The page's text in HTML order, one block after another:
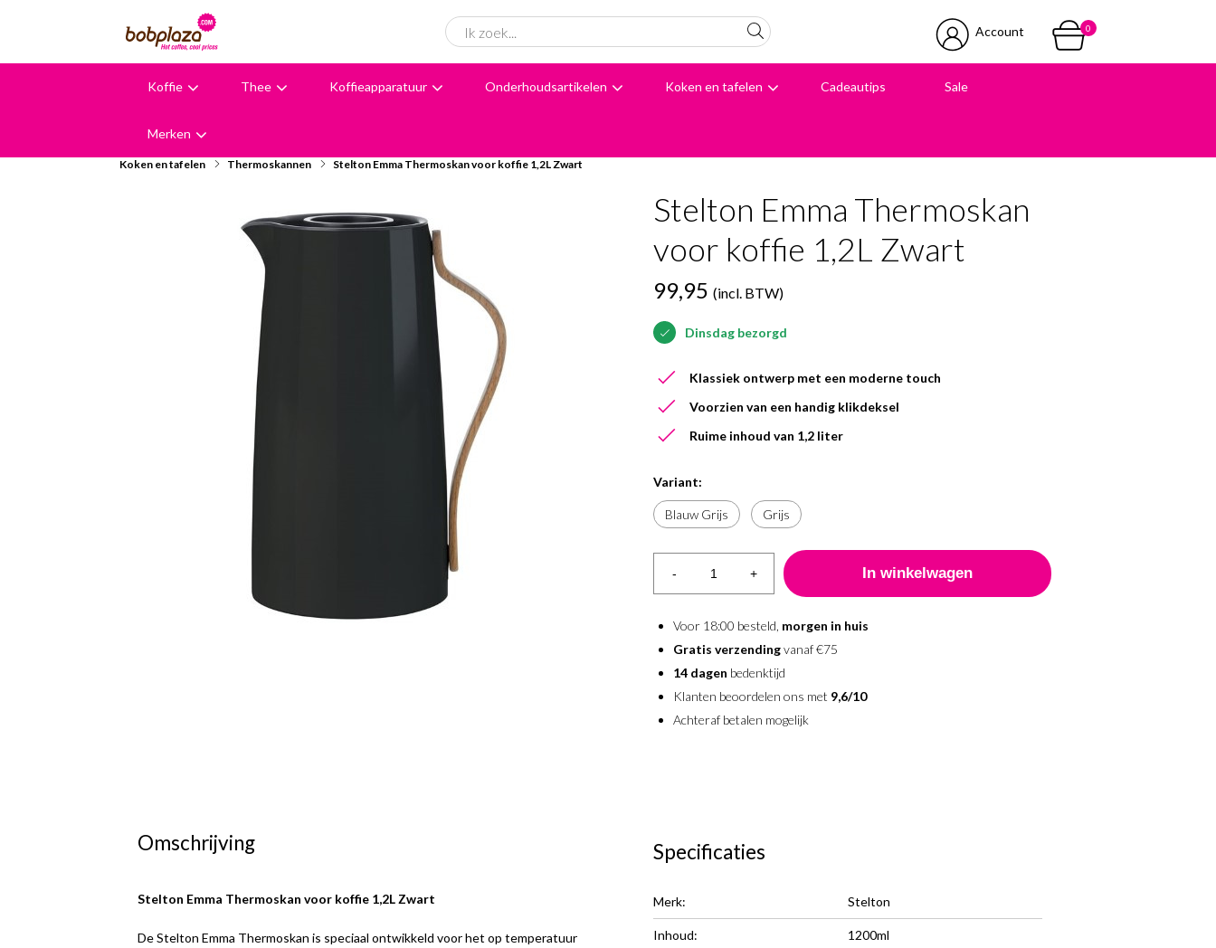
Account 0
Koffie Thee Koffieapparatuur Onderhoudsartikelen Koken en tafelen Cadeautips Sale
Merken
Koken en tafelen Thermoskannen Stelton Emma Thermoskan voor koffie 1,2L Zwart
Stelton Emma Thermoskan
voor koffie 1,2L Zwart
99,95 (incl. BTW)
Dinsdag bezorgd
Klassiek ontwerp met een moderne touch
Voorzien van een handig klikdeksel
Ruime inhoud van 1,2 liter
Variant:
Blauw Grijs Grijs
- +
Voor 18:00 besteld, morgen in huis
Gratis verzendingvanaf €75
14 dagen bedenktijd
Klanten beoordelen ons met 9,6/10
Achteraf betalen mogelijk
Omschrijving
Stelton Emma Thermoskan voor koffie 1,2L Zwart
De Stelton Emma Thermoskan is speciaal ontwikkeld voor het op temperatuur
Specificaties
Merk: Stelton
Inhoud: 1200ml